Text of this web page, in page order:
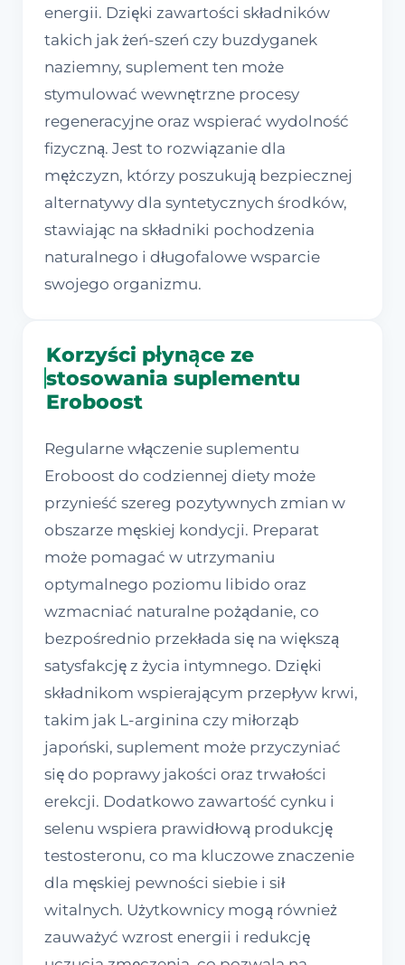
energii. Dzięki zawartości składników
takich jak żeń-szeń czy buzdyganek
naziemny, suplement ten może
stymulować wewnętrzne procesy
regeneracyjne oraz wspierać wydolność
fizyczną. Jest to rozwiązanie dla
mężczyzn, którzy poszukują bezpiecznej
alternatywy dla syntetycznych środków,
stawiając na składniki pochodzenia
naturalnego i długofalowe wsparcie
swojego organizmu.
Korzyści płynące ze
stosowania suplementu
Eroboost
Regularne włączenie suplementu
Eroboost do codziennej diety może
przynieść szereg pozytywnych zmian w
obszarze męskiej kondycji. Preparat
może pomagać w utrzymaniu
optymalnego poziomu libido oraz
wzmacniać naturalne pożądanie, co
bezpośrednio przekłada się na większą
satysfakcję z życia intymnego. Dzięki
składnikom wspierającym przepływ krwi,
takim jak L-arginina czy miłorząb
japoński, suplement może przyczyniać
się do poprawy jakości oraz trwałości
erekcji. Dodatkowo zawartość cynku i
selenu wspiera prawidłową produkcję
testosteronu, co ma kluczowe znaczenie
dla męskiej pewności siebie i sił
witalnych. Użytkownicy mogą również
zauważyć wzrost energii i redukcję